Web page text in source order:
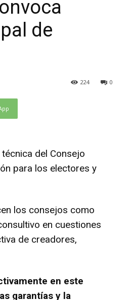
de
0
224
del Consejo
para los electores y
los consejos como
en cuestiones
de creadores,
en este
garantías y la